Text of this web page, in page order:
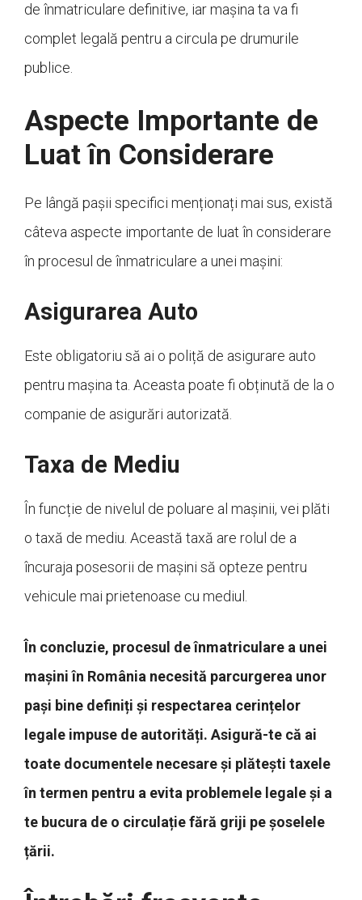
de înmatriculare definitive, iar mașina ta va fi
complet legală pentru a circula pe drumurile
publice.
Aspecte Importante de
Luat în Considerare
Pe lângă pașii specifici menționați mai sus, există
câteva aspecte importante de luat în considerare
în procesul de înmatriculare a unei mașini:
Asigurarea Auto
Este obligatoriu să ai o poliță de asigurare auto
pentru mașina ta. Aceasta poate fi obținută de la o
companie de asigurări autorizată.
Taxa de Mediu
În funcție de nivelul de poluare al mașinii, vei plăti
o taxă de mediu. Această taxă are rolul de a
încuraja posesorii de mașini să opteze pentru
vehicule mai prietenoase cu mediul.
În concluzie, procesul de înmatriculare a unei
mașini în România necesită parcurgerea unor
pași bine definiți și respectarea cerințelor
legale impuse de autorități. Asigură-te că ai
toate documentele necesare și plătești taxele
în termen pentru a evita problemele legale și a
te bucura de o circulație fără griji pe șoselele
țării.